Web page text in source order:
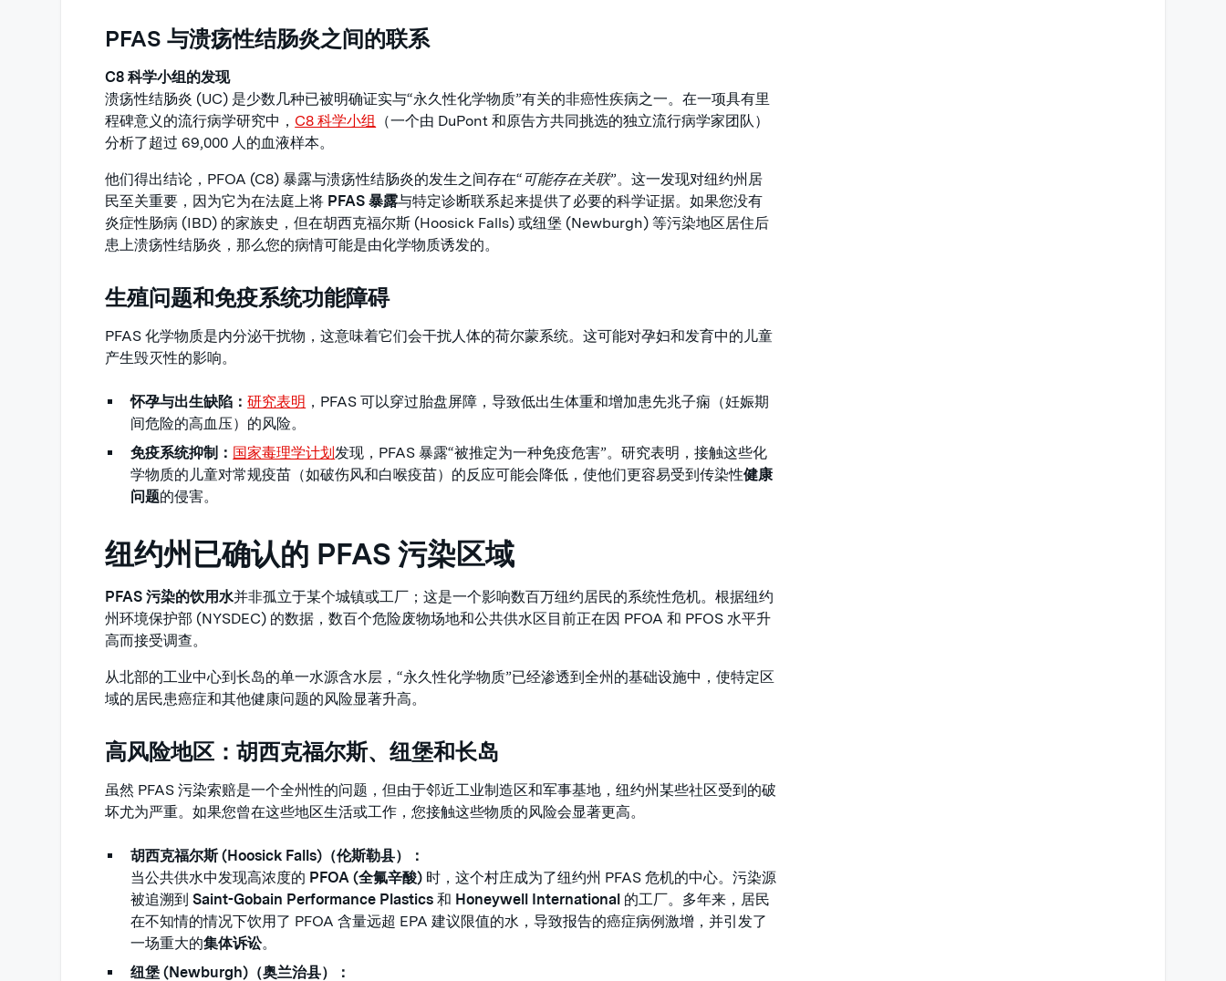
PFAS 与溃疡性结肠炎之间的联系
C8 科学小组的发现
溃疡性结肠炎 (UC) 是少数几种已被明确证实与“永久性化学物质”有关的非癌性疾病之一。在一项具有里
程碑意义的流行病学研究中， C8 科学小组
（一个由 DuPont 和原告方共同挑选的独立流行病学家团队）
分析了超过 69,000 人的血液样本。
他们得出结论，PFOA (C8) 暴露与溃疡性结肠炎的发生之间存在“ 可能存在关联”。这一发现对纽约州居
民至关重要，因为它为在法庭上将 PFAS 暴露与特定诊断联系起来提供了必要的科学证据。如果您没有
炎症性肠病 (IBD) 的家族史，但在胡西克福尔斯 (Hoosick Falls) 或纽堡 (Newburgh) 等污染地区居住后
患上溃疡性结肠炎，那么您的病情可能是由化学物质诱发的。
生殖问题和免疫系统功能障碍
PFAS 化学物质是内分泌干扰物，这意味着它们会干扰人体的荷尔蒙系统。这可能对孕妇和发育中的儿童
产生毁灭性的影响。
怀孕与出生缺陷：研究表明 ，PFAS 可以穿过胎盘屏障，导致低出生体重和增加患先兆子痫（妊娠期
间危险的高血压）的风险。
免疫系统抑制： 国家毒理学计划发现，PFAS 暴露“被推定为一种免疫危害”。研究表明，接触这些化
学物质的儿童对常规疫苗（如破伤风和白喉疫苗）的反应可能会降低，使他们更容易受到传染性健康
问题的侵害。
纽约州已确认的 PFAS 污染区域
PFAS 污染的饮用水并非孤立于某个城镇或工厂；这是一个影响数百万纽约居民的系统性危机。根据纽约
州环境保护部 (NYSDEC) 的数据，数百个危险废物场地和公共供水区目前正在因 PFOA 和 PFOS 水平升
高而接受调查。
从北部的工业中心到长岛的单一水源含水层，“永久性化学物质”已经渗透到全州的基础设施中，使特定区
域的居民患癌症和其他健康问题的风险显著升高。
高风险地区：胡西克福尔斯、纽堡和长岛
虽然 PFAS 污染索赔是一个全州性的问题，但由于邻近工业制造区和军事基地，纽约州某些社区受到的破
坏尤为严重。如果您曾在这些地区生活或工作，您接触这些物质的风险会显著更高。
胡西克福尔斯 (Hoosick Falls)（伦斯勒县）：
当公共供水中发现高浓度的 PFOA (全氟辛酸) 时，这个村庄成为了纽约州 PFAS 危机的中心。污染源
被追溯到Saint-Gobain Performance Plastics 和 Honeywell International 的工厂。多年来，居民
在不知情的情况下饮用了 PFOA 含量远超 EPA 建议限值的水，导致报告的癌症病例激增，并引发了
一场重大的集体诉讼。
纽堡 (Newburgh)（奥兰治县）：